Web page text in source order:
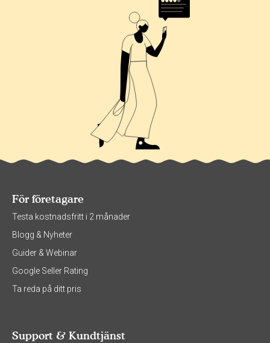
För företagare
Testa kostnadsfritt i 2 månader
Blogg & Nyheter
Guider & Webinar
Google Seller Rating
Ta reda på ditt pris
Support & Kundtjänst